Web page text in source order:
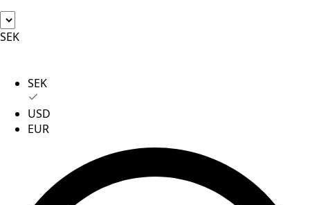
SEK
SEK
USD
EUR